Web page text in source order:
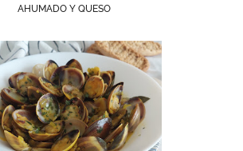
AHUMADO Y QUESO